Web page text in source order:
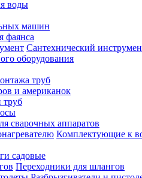
воды
машин
фаянса
Сантехнический
оборудования
труб
и американок
труб
сварочных аппаратов
Комплектующие к
садовые
Переходники для шлангов